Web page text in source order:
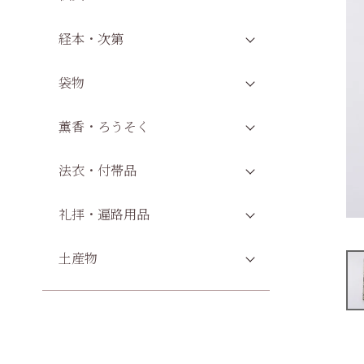
経本・次第
袋物
薫香・ろうそく
法衣・付帯品
礼拝・遍路用品
土産物